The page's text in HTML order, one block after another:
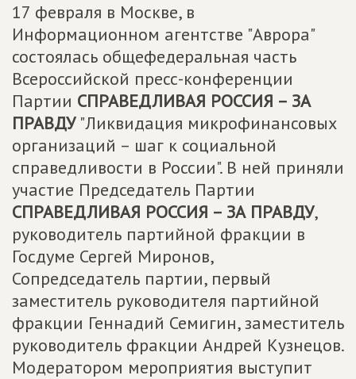
17 февраля в Москве, в
Информационном агентстве "Аврора"
состоялась общефедеральная часть
Всероссийской пресс-конференции
Партии СПРАВЕДЛИВАЯ РОССИЯ – ЗА
ПРАВДУ"Ликвидация микрофинансовых
организаций – шаг к социальной
справедливости в России". В ней приняли
участие Председатель Партии
СПРАВЕДЛИВАЯ РОССИЯ – ЗА ПРАВДУ,
руководитель партийной фракции в
Госдуме Сергей Миронов,
Сопредседатель партии, первый
заместитель руководителя партийной
фракции Геннадий Семигин, заместитель
руководитель фракции Андрей Кузнецов.
Модератором мероприятия выступит